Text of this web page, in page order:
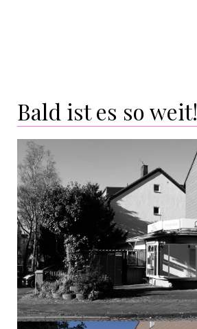
Bald ist es so weit!